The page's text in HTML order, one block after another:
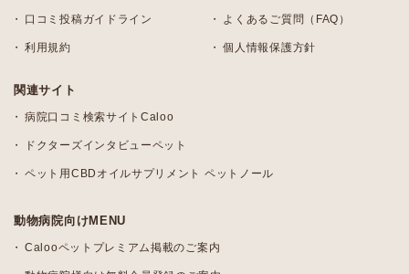
口コミ投稿ガイドライン よくあるご質問（FAQ）
利用規約 個人情報保護方針
関連サイト
病院口コミ検索サイトCaloo
ドクターズインタビューペット
ペット用CBDオイルサプリメント ペットノール
動物病院向けMENU
Calooペットプレミアム掲載のご案内